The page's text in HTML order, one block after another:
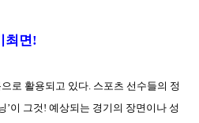
최면!
로 활용되고 있다. 스포츠 선수들의 정
’이 그것! 예상되는 경기의 장면이나 성